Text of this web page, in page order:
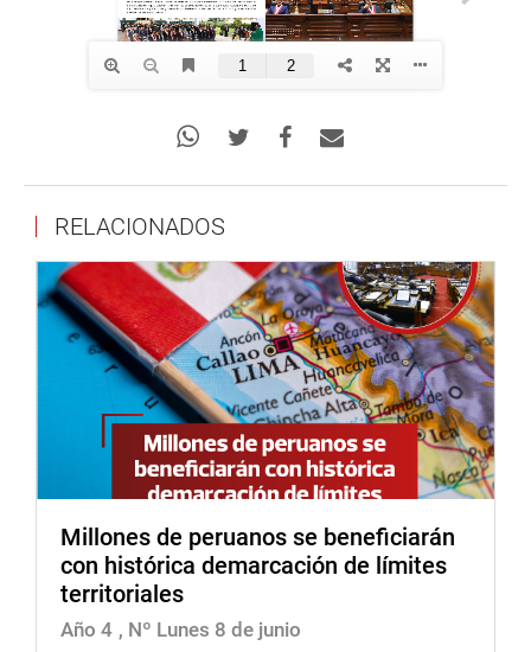
RELACIONADOS
Millones de peruanos se beneficiarán
con histórica demarcación de límites
territoriales
Año 4 , Nº Lunes 8 de junio